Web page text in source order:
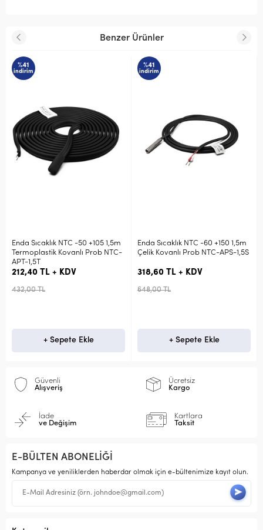
Benzer Ürünler
%41
indirim
Enda Sıcaklık NTC -50 +105 1,5m
Termoplastik Kovanlı Prob NTC-
APT-1,5T
212,40 TL + KDV
432,00 TL
+ Sepete Ekle
%41
indirim
Enda Sıcaklık NTC -60 +150 1,5m
Çelik Kovanlı Prob NTC-APS-1,5S
318,60 TL + KDV
648,00 TL
+ Sepete Ekle
Güvenli
Alışveriş
Ücretsiz
Kargo
İade
ve Değişim
Kartlara
Taksit
E-BÜLTEN ABONELİĞİ
Kampanya ve yeniliklerden haberdar olmak için e-bültenimize kayıt olun.